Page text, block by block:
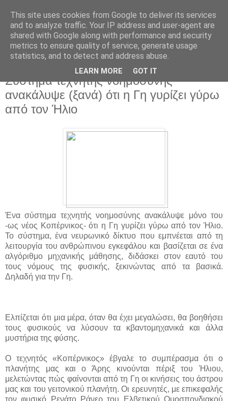
Σύστημα τεχνητής νοημοσύνης
ανακάλυψε (ξανά) ότι η Γη γυρίζει γύρω
από τον Ήλιο
Ένα σύστημα τεχνητής νοημοσύνης ανακάλυψε μόνο του
-ως νέος Κοπέρνικος- ότι η Γη γυρίζει γύρω από τον Ήλιο.
Το σύστημα, ένα νευρωνικό δίκτυο που εμπνέεται από τη
λειτουργία του ανθρώπινου εγκεφάλου και βασίζεται σε ένα
αλγόριθμο μηχανικής μάθησης, διδάσκει στον εαυτό του
τους νόμους της φυσικής, ξεκινώντας από τα βασικά.
Δηλαδή για την Γη.
Ελπίζεται ότι μια μέρα, όταν θα έχει μεγαλώσει, θα βοηθήσει
τους φυσικούς να λύσουν τα κβαντομηχανικά και άλλα
μυστήρια της φύσης.
Ο τεχνητός «Κοπέρνικος» έβγαλε το συμπέρασμα ότι ο
πλανήτης μας και ο Άρης κινούνται πέριξ του Ήλιου,
μελετώντας πώς φαίνονται από τη Γη οι κινήσεις του άστρου
μας και του γειτονικού πλανήτη. Οι ερευνητές, με επικεφαλής
This site uses cookies from Google to deliver its services
and to analyze traffic. Your IP address and user-agent are
shared with Google along with performance and security
metrics to ensure quality of service, generate usage
statistics, and to detect and address abuse.
LEARN MORE GOT IT